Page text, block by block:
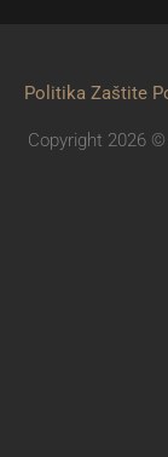
Politika Zaštite
Copyright 2026